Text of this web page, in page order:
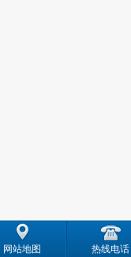
网站地图 热线电话